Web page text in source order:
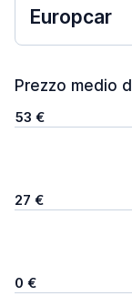
Europcar
Prezzo medio
53 €
27 €
0 €